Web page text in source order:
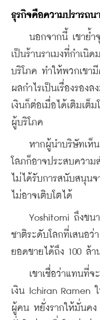
ธุรกิจคือความปรารถ
นอกจากนี้ เขาย้ำจุ
เป็นร้านราเมงที่กำเนิ
บริโภค ทำให้พวกเขา
ผลกำไรเป็นเรื่องรอง
เงินก็ต่อเมื่อได้เติมเต็
ผู้บริโภค
หากผู้นำบริษัทเห็น
โลภก็อาจประสบความ
ไม่ได้รับการสนับสนุน
ไม่อาจเติบโตได้
Yoshitomi ถึงขนา
ชาติระดับโลกที่เสนอว่
ยอดขายได้ถึง 100 ล้า
เขาเชื่อว่าแทนที่จะ
เงิน Ichiran Ramen
ผู้คน หยั่งรากให้มั่นค